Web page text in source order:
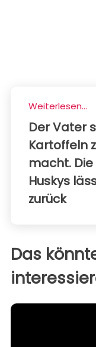
Weiterlesen...
Der Vater
Kartoffeln
macht.
Huskys
zurück
Das